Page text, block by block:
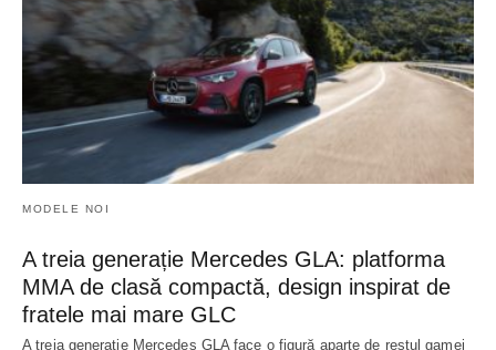
MODELE NOI
A treia generație Mercedes GLA: platforma
MMA de clasă compactă, design inspirat de
fratele mai mare GLC
A treia generație Mercedes GLA face o figură aparte de restul gamei